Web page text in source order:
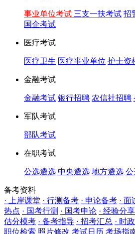
事业单位考试 三支一扶考试 招
国企考试
医疗考试
医疗卫生 医疗事业单位 护士资
金融考试
金融考试 银行招聘 农信社招聘
军队考试
部队考试
在职考试
公选遴选 中央遴选 地方遴选 公
备考资料
· 上岸课堂 · 行测备考 · 申论备考 · 面
热点 · 国考行测 · 国考申论 · 经验分享
估分模考 · 备考指导 · 招考汇总 · 时
职位检索 照片修改 考试日历 考场指